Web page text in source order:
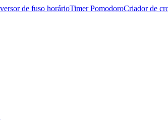
de fuso horárioTimer PomodoroCriador de